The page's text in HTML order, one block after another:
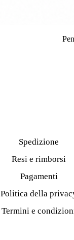
Spedizione
Resi e rimborsi
Pagamenti
Politica della
Termini e